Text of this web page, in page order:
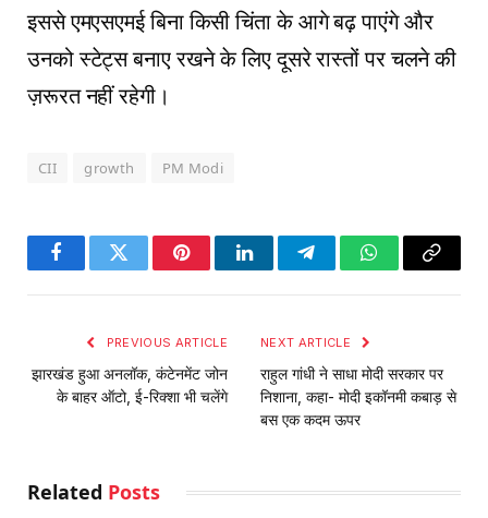
इससे एमएसएमई बिना किसी चिंता के आगे बढ़ पाएंगे और
उनको स्टेट्स बनाए रखने के लिए दूसरे रास्तों पर चलने की
ज़रूरत नहीं रहेगी।
CII growth PM Modi
FacebookTwitter PinterestLinkedInTelegramWhatsApp
Copy
PREVIOUS ARTICLE
झारखंड हुआ अनलॉक, कंटेनमेंट जोन
के बाहर ऑटो, ई-रिक्शा भी चलेंगे
NEXT ARTICLE
राहुल गांधी ने साधा मोदी सरकार पर
निशाना, कहा- मोदी इकॉनमी कबाड़ से
बस एक कदम ऊपर
Related Posts